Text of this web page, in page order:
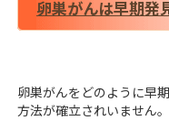
卵巣がんは早期発
卵巣がんをどのように早
方法が確立されいません。